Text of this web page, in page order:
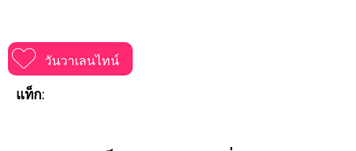
วันวาเลนไทน์
แท็ก: